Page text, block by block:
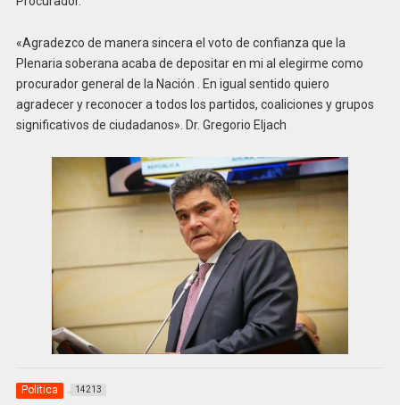
«Agradezco de manera sincera el voto de confianza que la
Plenaria soberana acaba de depositar en mi al elegirme como
procurador general de la Nación . En igual sentido quiero
agradecer y reconocer a todos los partidos, coaliciones y grupos
significativos de ciudadanos». Dr. Gregorio Eljach
Politica 14213